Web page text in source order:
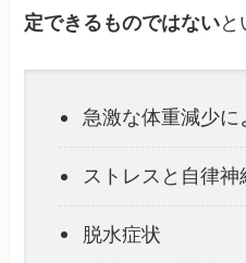
定できるものではないと
急激な体重減少に
ストレスと自律神
脱水症状